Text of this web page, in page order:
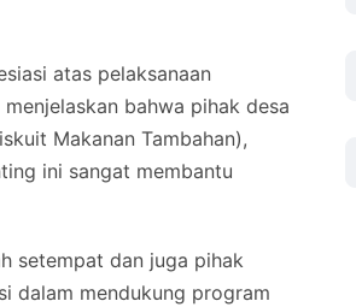
atas pelaksanaan
bahwa pihak desa
Makanan Tambahan),
ini sangat membantu
setempat dan juga pihak
dalam mendukung program